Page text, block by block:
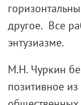
другое. Все
энтузиазме.
М.Н. Чуркин
позитивное